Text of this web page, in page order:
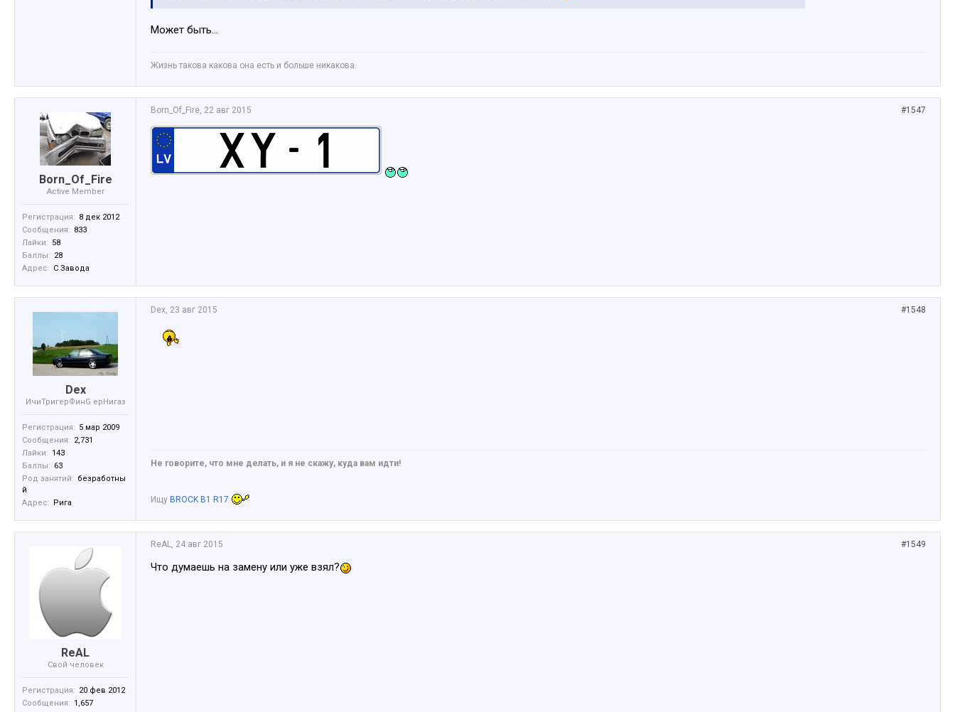
Может быть...
Жизнь такова какова она есть и больше никакова.
Born_Of_Fire
Active Member
Регистрация: 8 дек 2012
Сообщения: 833
Лайки: 58
Баллы: 28
Адрес: С Завода
#1547
Born_Of_Fire, 22 авг 2015
Dex
ИчиТригерФинG ерНигаз
Регистрация: 5 мар 2009
Сообщения: 2,731
Лайки: 143
Баллы: 63
Род занятий: безработны
й
Адрес: Рига
#1548
Dex, 23 авг 2015
Не говорите, что мне делать, и я не скажу, куда вам идти!
Ищу BROCK B1 R17
ReAL
Свой человек
Регистрация: 20 фев 2012
Сообщения: 1,657
#1549
ReAL, 24 авг 2015
Что думаешь на замену или уже взял?